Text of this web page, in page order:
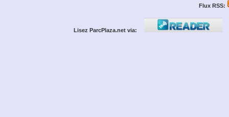
Flux RSS:
Lisez ParcPlaza.net via: